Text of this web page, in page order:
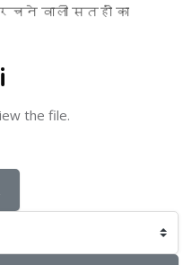
वाली सतहों का
the file.